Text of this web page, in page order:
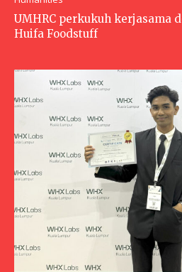
UMHRC perkukuh kerjasama
Huifa Foodstuff